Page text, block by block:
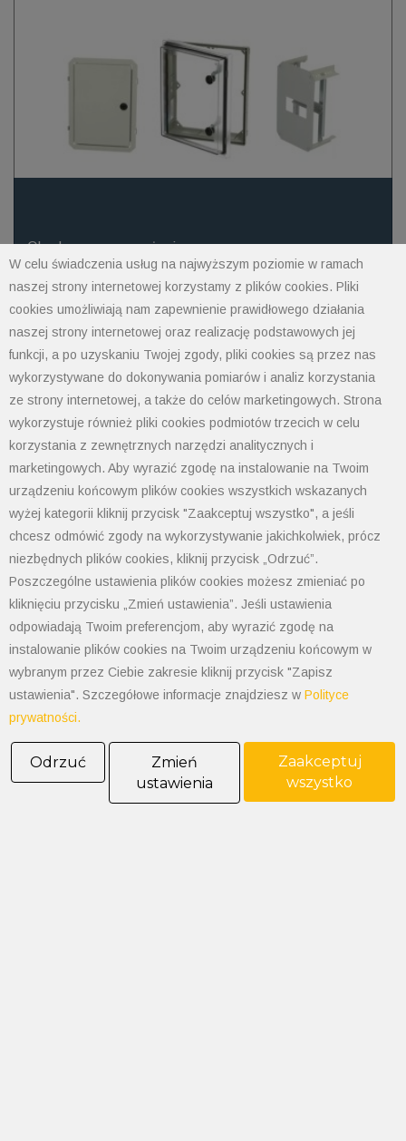
W celu świadczenia usług na najwyższym poziomie w ramach
naszej strony internetowej korzystamy z plików cookies. Pliki
cookies umożliwiają nam zapewnienie prawidłowego działania
naszej strony internetowej oraz realizację podstawowych jej
funkcji, a po uzyskaniu Twojej zgody, pliki cookies są przez nas
wykorzystywane do dokonywania pomiarów i analiz korzystania
ze strony internetowej, a także do celów marketingowych. Strona
wykorzystuje również pliki cookies podmiotów trzecich w celu
korzystania z zewnętrznych narzędzi analitycznych i
marketingowych. Aby wyrazić zgodę na instalowanie na Twoim
urządzeniu końcowym plików cookies wszystkich wskazanych
wyżej kategorii kliknij przycisk "Zaakceptuj wszystko", a jeśli
chcesz odmówić zgody na wykorzystywanie jakichkolwiek, prócz
niezbędnych plików cookies, kliknij przycisk „Odrzuć”.
Poszczególne ustawienia plików cookies możesz zmieniać po
kliknięciu przycisku „Zmień ustawienia”. Jeśli ustawienia
odpowiadają Twoim preferencjom, aby wyrazić zgodę na
instalowanie plików cookies na Twoim urządzeniu końcowym w
wybranym przez Ciebie zakresie kliknij przycisk "Zapisz
ustawienia". Szczegółowe informacje znajdziesz w Polityce
prywatności.
Odrzuć
Zmień
ustawienia
Zaakceptuj
wszystko
Obudowy - wyposażenie
Obudowy pozostałe
POLIMET S. Kij spółka jawna
43-300 Bielsko-Biała ul. Grażyńskiego 74